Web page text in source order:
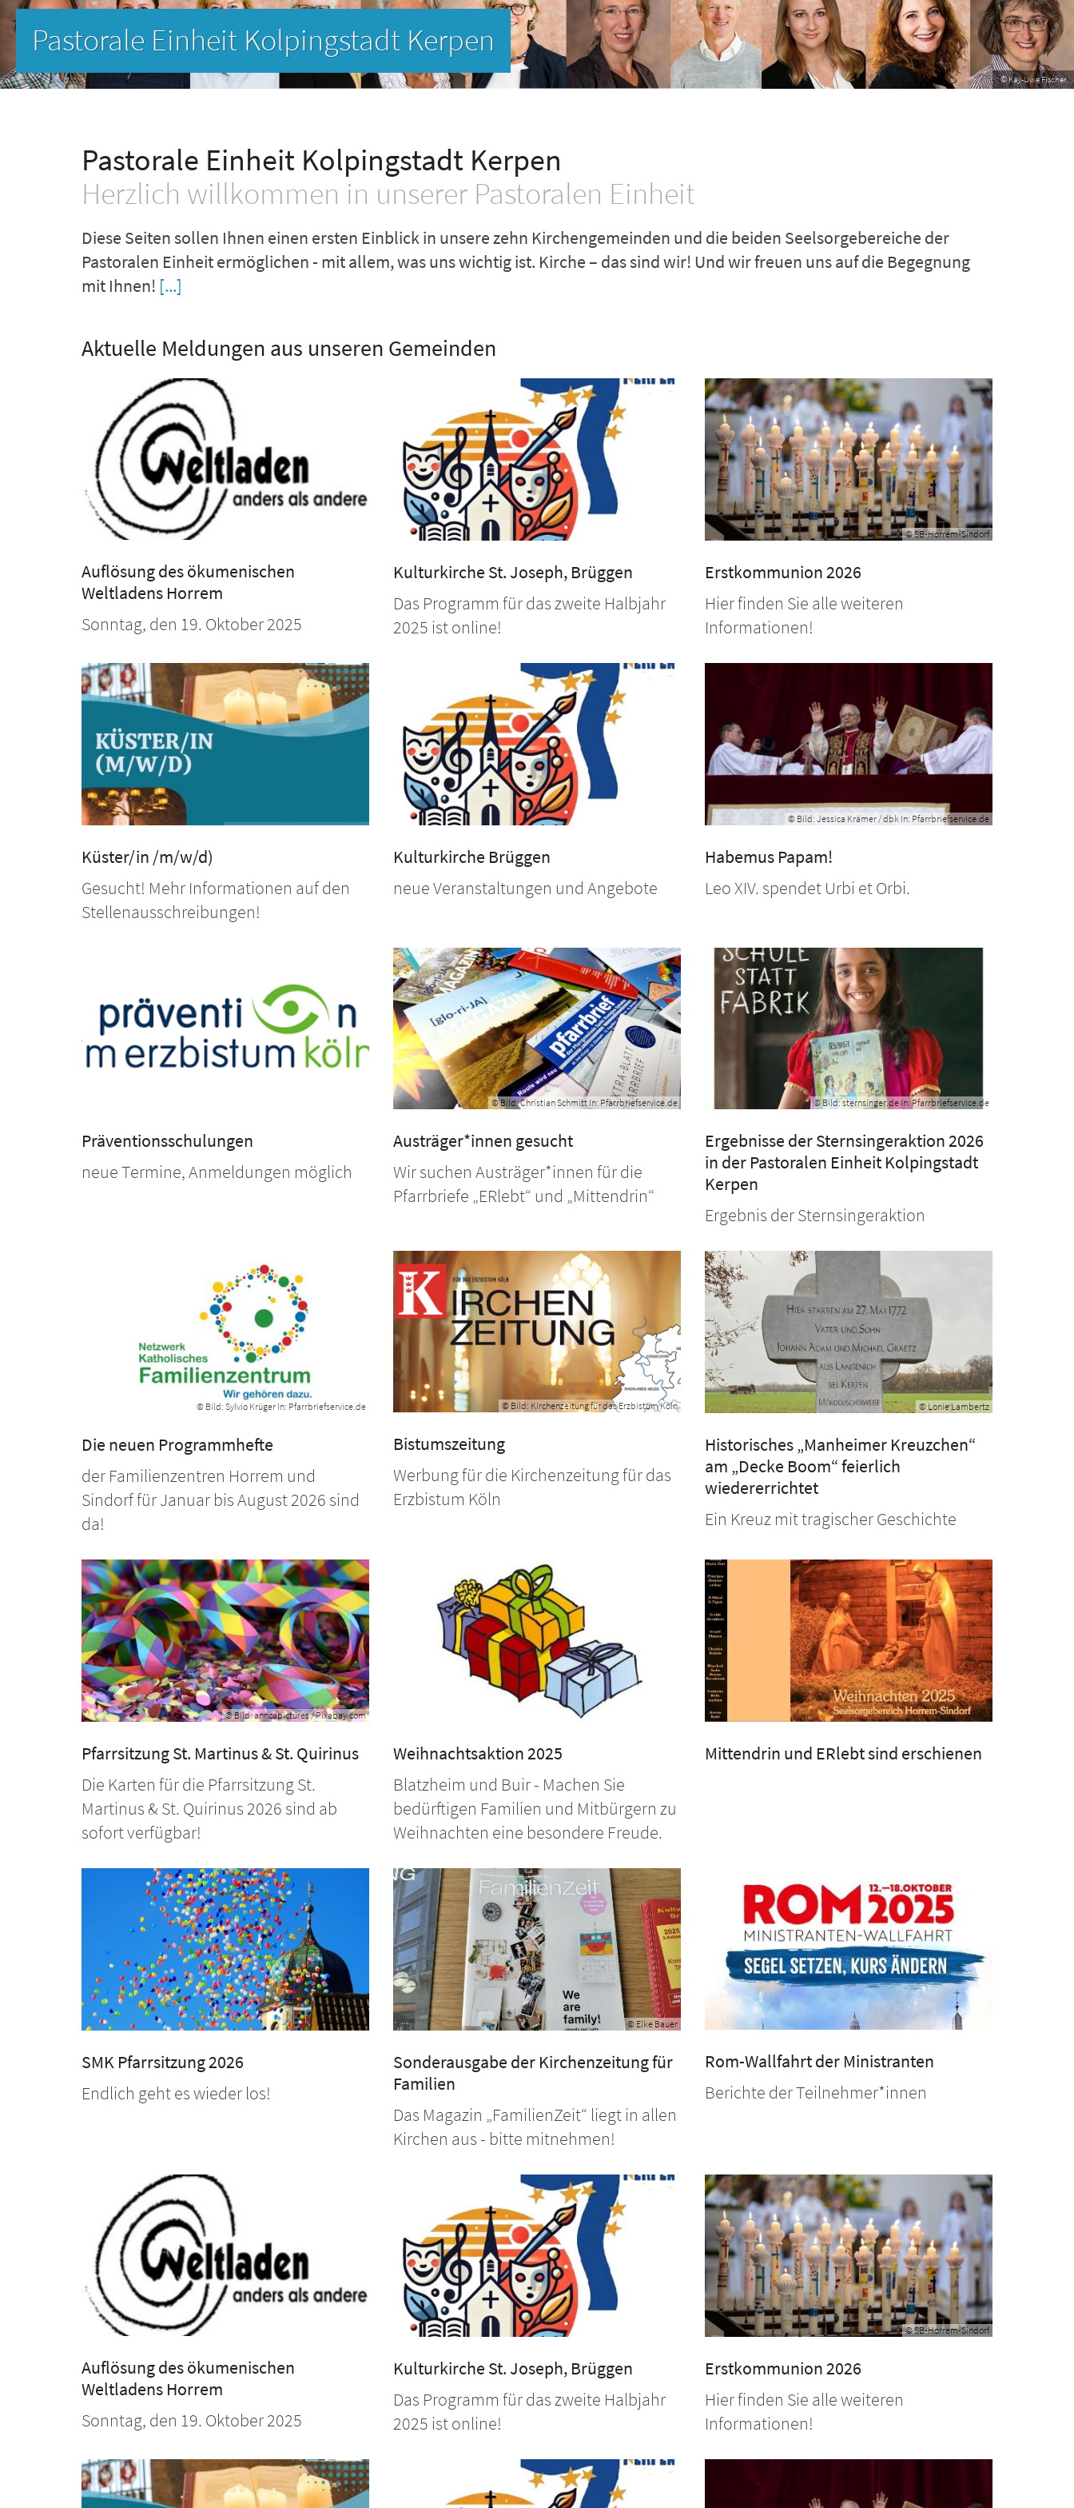
© Stephanie
Pastorale Einheit Kolpingstadt Kerpen
Herzlich willkommen in unserer Pastoralen Einheit
Diese Seiten sollen Ihnen einen ersten Einblick in unsere zehn Kirchengemeinden und die beiden Seelsorgebereiche der
Pastoralen Einheit ermöglichen - mit allem, was uns wichtig ist. Kirche – das sind wir! Und wir freuen uns auf die Begegnung
mit Ihnen! [...]
Aktuelle Meldungen aus unseren Gemeinden
Auflösung des ökumenischen
Weltladens Horrem
Sonntag, den 19. Oktober 2025
Kulturkirche St. Joseph, Brüggen
Das Programm für das zweite Halbjahr
2025 ist online!
© SB-Horrem-Sindorf
Erstkommunion 2026
Hier finden Sie alle weiteren
Informationen!
Küster/in /m/w/d)
Gesucht! Mehr Informationen auf den
Stellenausschreibungen!
Kulturkirche Brüggen
neue Veranstaltungen und Angebote
© Bild: Jessica Krämer / dbk In: Pfarrbriefservice.de
Habemus Papam!
Leo XIV. spendet Urbi et Orbi.
Präventionsschulungen
neue Termine, Anmeldungen möglich
© Bild: Christian Schmitt In: Pfarrbriefservice.de
Austräger*innen gesucht
Wir suchen Austräger*innen für die
Pfarrbriefe „ERlebt“ und „Mittendrin“
© Bild: sternsinger.de In: Pfarrbriefservice.de
Ergebnisse der Sternsingeraktion 2026
in der Pastoralen Einheit Kolpingstadt
Kerpen
Ergebnis der Sternsingeraktion
© Bild: Sylvio Krüger In: Pfarrbriefservice.de
Die neuen Programmhefte
der Familienzentren Horrem und
Sindorf für Januar bis August 2026 sind
da!
© Bild: Kirchenzeitung für das Erzbistum Köln
Bistumszeitung
Werbung für die Kirchenzeitung für das
Erzbistum Köln
© Lonie Lambertz
Historisches „Manheimer Kreuzchen“
am „Decke Boom“ feierlich
wiedererrichtet
Ein Kreuz mit tragischer Geschichte
© Bild: anncapictures / Pixabay.com
Pfarrsitzung St. Martinus & St. Quirinus
Die Karten für die Pfarrsitzung St.
Martinus & St. Quirinus 2026 sind ab
sofort verfügbar!
Weihnachtsaktion 2025
Blatzheim und Buir - Machen Sie
bedürftigen Familien und Mitbürgern zu
Weihnachten eine besondere Freude.
Mittendrin und ERlebt sind erschienen
SMK Pfarrsitzung 2026
Endlich geht es wieder los!
© Elke Bauer
Sonderausgabe der Kirchenzeitung für
Familien
Das Magazin „FamilienZeit“ liegt in allen
Kirchen aus - bitte mitnehmen!
Rom-Wallfahrt der Ministranten
Berichte der Teilnehmer*innen
Auflösung des ökumenischen
Weltladens Horrem
Sonntag, den 19. Oktober 2025
Kulturkirche St. Joseph, Brüggen
Das Programm für das zweite Halbjahr
2025 ist online!
© SB-Horrem-Sindorf
Erstkommunion 2026
Hier finden Sie alle weiteren
Informationen!